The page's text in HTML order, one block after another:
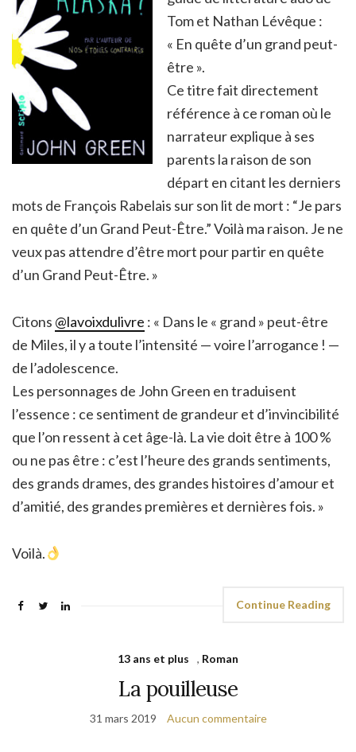
Tom et Nathan Lévêque :
« En quête d’un grand peut-
être ».
Ce titre fait directement
référence à ce roman où le
narrateur explique à ses
parents la raison de son
départ en citant les derniers
mots de François Rabelais sur son lit de mort : “Je pars
en quête d’un Grand Peut-Être.” Voilà ma raison. Je ne
veux pas attendre d’être mort pour partir en quête
d’un Grand Peut-Être. »
Citons @lavoixdulivre : « Dans le « grand » peut-être
de Miles, il y a toute l’intensité — voire l’arrogance ! —
de l’adolescence.
Les personnages de John Green en traduisent
l’essence : ce sentiment de grandeur et d’invincibilité
que l’on ressent à cet âge-là. La vie doit être à 100 %
ou ne pas être : c’est l’heure des grands sentiments,
des grands drames, des grandes histoires d’amour et
d’amitié, des grandes premières et dernières fois. »
Voilà.
Continue Reading
13 ans et plus , Roman
La pouilleuse
31 mars 2019 Aucun commentaire